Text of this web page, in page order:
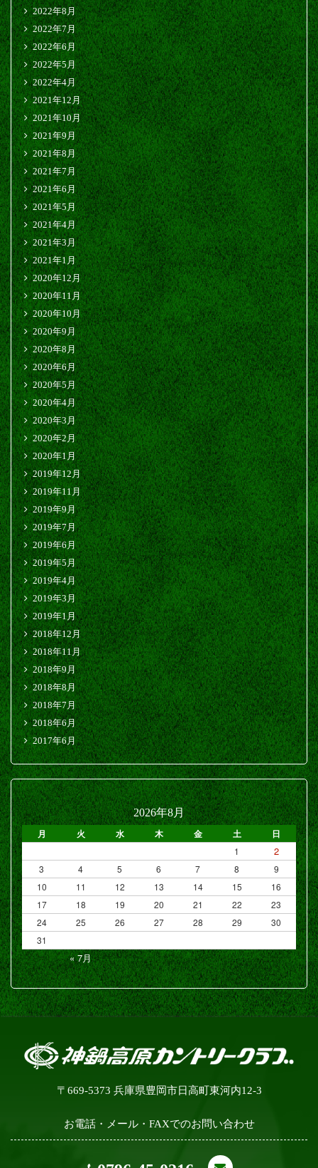
2022年8月
2022年7月
2022年6月
2022年5月
2022年4月
2021年12月
2021年10月
2021年9月
2021年8月
2021年7月
2021年6月
2021年5月
2021年4月
2021年3月
2021年1月
2020年12月
2020年11月
2020年10月
2020年9月
2020年8月
2020年6月
2020年5月
2020年4月
2020年3月
2020年2月
2020年1月
2019年12月
2019年11月
2019年9月
2019年7月
2019年6月
2019年5月
2019年4月
2019年3月
2019年1月
2018年12月
2018年11月
2018年9月
2018年8月
2018年7月
2018年6月
2017年6月
2026年8月
月 火 水 木 金 土 日
« 7月
1 2
3 4 5 6 7 8
9
10
11 12 13 14 15
16
17
18 19 20 21 22
23
24
25 26 27 28 29
30
31
〒669-5373 兵庫県豊岡市日高町東河内12-3
お電話・メール・FAXでのお問い合わせ